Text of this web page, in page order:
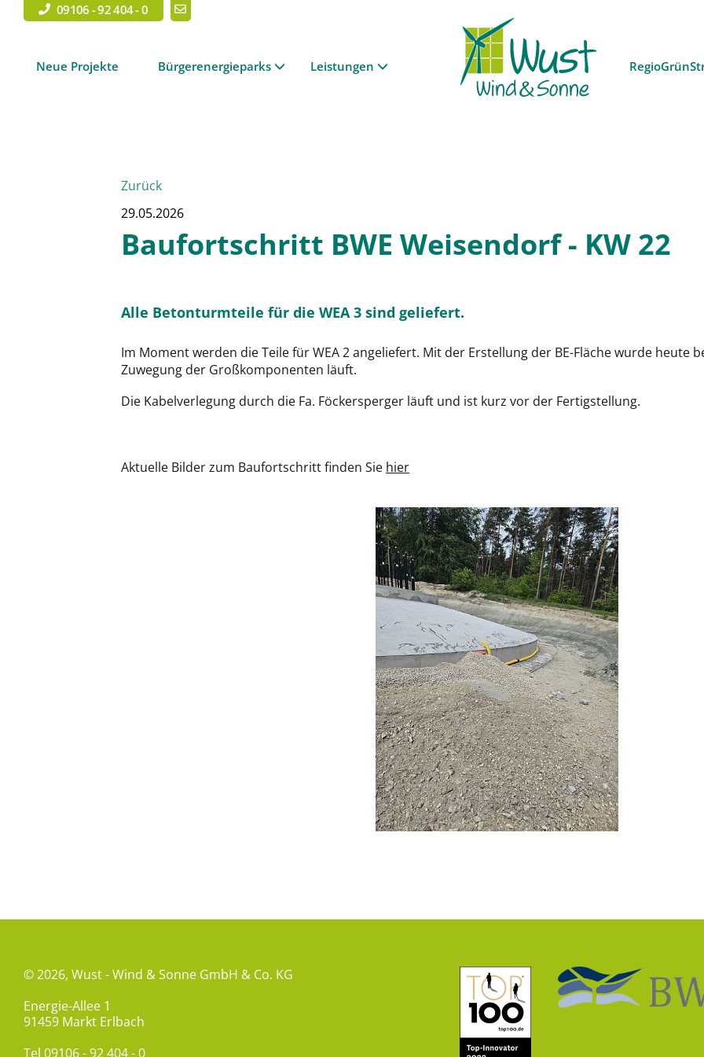
09106 - 92 404 - 0
Neue Projekte Bürgerenergieparks Leistungen
Zurück
29.05.2026
Baufortschritt BWE Weisendorf - KW 22
Alle Betonturmteile für die WEA 3 sind geliefert.
Im Moment werden die Teile für WEA 2 angeliefert. Mit der Erstellung der BE-Fläche wurde heute
Zuwegung der Großkomponenten läuft.
Die Kabelverlegung durch die Fa. Föckersperger läuft und ist kurz vor der Fertigstellung.
Aktuelle Bilder zum Baufortschritt finden Sie hier
© 2026, Wust - Wind & Sonne GmbH & Co. KG
Energie-Allee 1
91459 Markt Erlbach
Tel 09106 - 92 404 - 0